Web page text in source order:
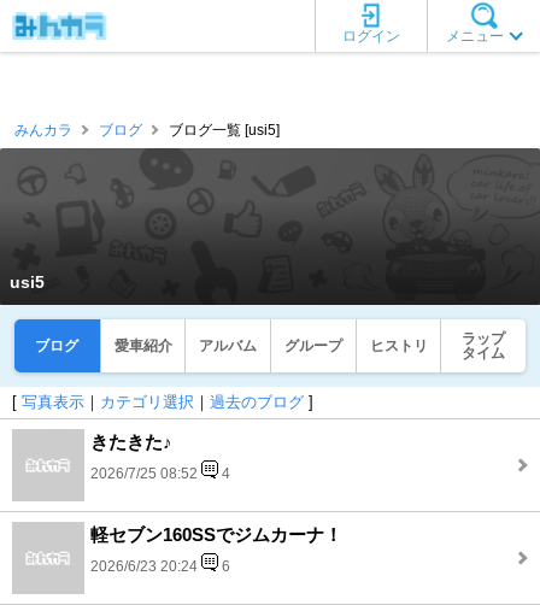
メニュー
ログイン
みんカラ ブログ ブログ一覧 [usi5]
usi5
ブログ 愛車紹介 アルバム グループ ヒストリ
ラップ
タイム
[ 写真表示 ｜ カテゴリ選択 ｜ 過去のブログ ]
きたきた♪
2026/7/25 08:52 4
軽セブン160SSでジムカーナ！
2026/6/23 20:24 6